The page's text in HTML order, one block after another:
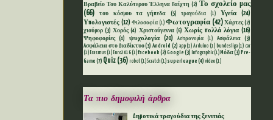
Βραβείο Του Καλύτερου Έλληνα Παίχτη (2) Το σχολείο μας
(66)
του κόσμου τα γήπεδα (5) τραγούδια (1) Υγεία
(24)
Υπολογιστές (12) Φιλοσοφία (1) Φωτογραφία (42) Χάρτες (2)
χιούμορ (3) Χορός (4) Χριστούγεννα (6) Χωρίς πολλά λόγια (16)
Ψηφοφορίες (4) ψυχολογία (20) Aστρονομία (1) Aσφάλεια
(3)
Aσφάλεια στο Διαδίκτυο(3) Android (2) app (1) Arduino (1) bundesliga (1) car
(1) Erasmus (1) Euro2016 (1)facebook (2) Google (3) Infographic (1) Mόδα(3) Pre-
Game (7) Quiz (36) robot (1)Scratch (1) superleague (4) video (1)
Τα πιο δημοφιλή άρθρα
Δημοτικά τραγούδια της ξενιτιάς